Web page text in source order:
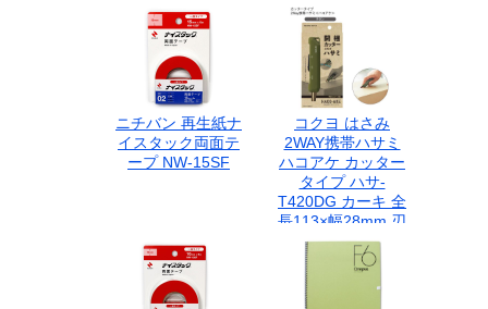
ニチバン 再生紙ナ
イスタック両面テ
ープ NW-15SF
コクヨ はさみ
2WAY携帯ハサミ
ハコアケ カッター
タイプ ハサ-
T420DG カーキ 全
長113×幅28mm 刃
渡り：35mm 段ボ
ールの開梱に 商品
のタグ切りに PPバ
ンド切りに 宅配便